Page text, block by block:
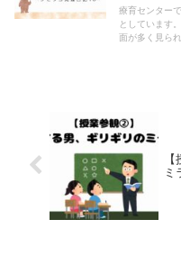
療育センター
としています
面が多く見ら
ミ